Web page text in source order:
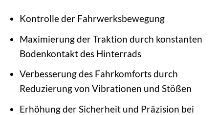
Kontrolle der Fahrwerksbewegung
Maximierung der Traktion durch konstanten
Bodenkontakt des Hinterrads
Verbesserung des Fahrkomforts durch
Reduzierung von Vibrationen und Stößen
Erhöhung der Sicherheit und Präzision bei